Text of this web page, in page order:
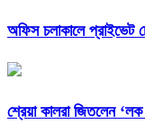
অফিস চলাকালে প্রাইভেট
শ্রেয়া কালরা জিতলেন